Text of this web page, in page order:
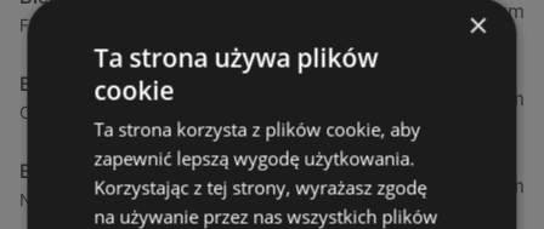
Fińska 4, 72-602 Świnoujście
0,23 km
Biedronka
Chrobrego 9, 72-600 Świnoujście
0,84 km
Biedronka
Nowokarsiborska 2, 72-600 Świnoujście
1,87 km
×
Ta strona używa plików
cookie
Ta strona korzysta z plików cookie, aby
zapewnić lepszą wygodę użytkowania.
Korzystając z tej strony, wyrażasz zgodę
na używanie przez nas wszystkich plików